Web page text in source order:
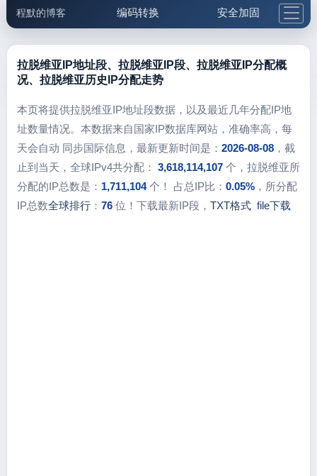
程默的博客 编码转换 安全加固
邮件工具 生活便民 更多工具
5.1支付宝大红包
拉脱维亚IP地址段、拉脱维亚IP段、拉脱维亚IP分配概
况、拉脱维亚历史IP分配走势
本页将提供拉脱维亚IP地址段数据，以及最近几年分配IP地
址数量情况。本数据来自国家IP数据库网站，准确率高，每
天会自动 同步国际信息，最新更新时间是： 2026-08-08，截
止到当天，全球IPv4共分配： 3,618,114,107个，拉脱维亚所
分配的IP总数是： 1,711,104个！ 占总IP比： 0.05%，所分配
IP总数全球排行： 76位！下载最新IP段， TXT格式 file下载